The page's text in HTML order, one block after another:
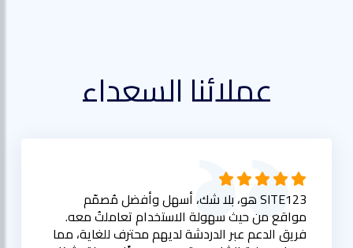
عملائنا السعداء
SITE123 هو، بلا شك، أسهل وأفضل مُصمّم
مواقع من حيث سهولة الاستخدام تعاملتُ معه.
فريق الدعم عبر الدردشة لديهم محترف للغاية، مما